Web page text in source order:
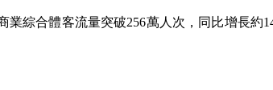
合體客流量突破256萬人次，同比增長約